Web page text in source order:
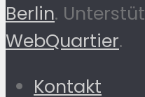
Berlin.
WebQuartier.
Kontakt